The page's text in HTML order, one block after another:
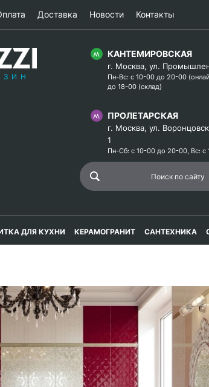
Доставка Новости Контакты
КАНТЕМИРОВСКАЯ
г. Москва, ул.
Пн-Вс: с 10-00 до 20-00
до 18-00 (склад)
ПРОЛЕТАРСКАЯ
г. Москва, ул.
1
Пн-Сб: с 10-00 до 20-00, Вс: с
ДЛЯ КУХНИ КЕРАМОГРАНИТ САНТЕХНИКА